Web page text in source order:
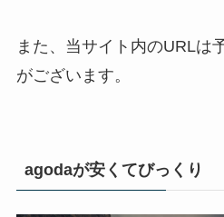
また、当サイト内のURLは
がございます。
agodaが安くてびっくり